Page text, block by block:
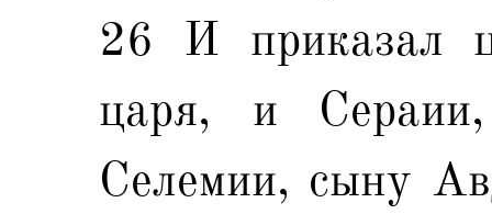
26 И приказал
царя, и
Селемии, сыну